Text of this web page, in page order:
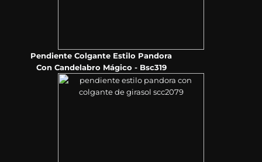
Pendiente Colgante Estilo Pandora
Con Candelabro Mágico - Bsc319